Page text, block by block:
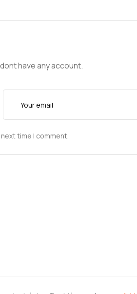
have any account.
time I comment.